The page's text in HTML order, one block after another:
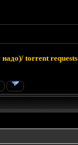
надо)/ torrent requests